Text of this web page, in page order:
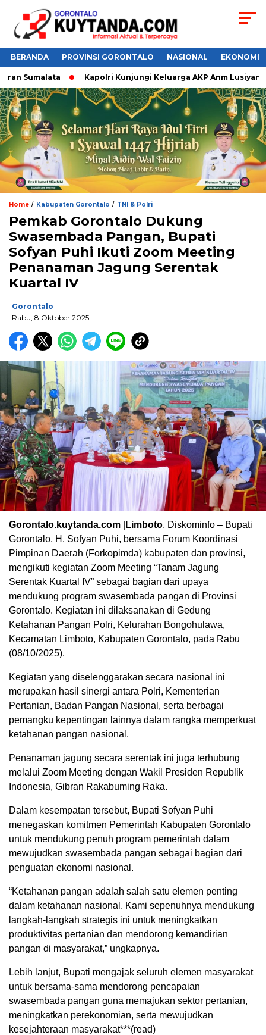
BERANDA PROVINSI GORONTALO NASIONAL EKONOMI
Sumalata Kapolri Kunjungi Keluarga AKP Anm Lusiyanto,
Home / Kabupaten Gorontalo / TNI & Polri
Pemkab Gorontalo Dukung
Swasembada Pangan, Bupati
Sofyan Puhi Ikuti Zoom Meeting
Penanaman Jagung Serentak
Kuartal IV
Gorontalo
Rabu, 8 Oktober 2025
Gorontalo.kuytanda.com Limboto, Diskominfo – Bupati
Gorontalo, H. Sofyan Puhi, bersama Forum Koordinasi
Pimpinan Daerah (Forkopimda) kabupaten dan provinsi,
mengikuti kegiatan Zoom Meeting “Tanam Jagung
Serentak Kuartal IV” sebagai bagian dari upaya
mendukung program swasembada pangan di Provinsi
Gorontalo. Kegiatan ini dilaksanakan di Gedung
Ketahanan Pangan Polri, Kelurahan Bongohulawa,
Kecamatan Limboto, Kabupaten Gorontalo, pada Rabu
(08/10/2025).
Kegiatan yang diselenggarakan secara nasional ini
merupakan hasil sinergi antara Polri, Kementerian
Pertanian, Badan Pangan Nasional, serta berbagai
pemangku kepentingan lainnya dalam rangka memperkuat
ketahanan pangan nasional.
Penanaman jagung secara serentak ini juga terhubung
melalui Zoom Meeting dengan Wakil Presiden Republik
Indonesia, Gibran Rakabuming Raka.
Dalam kesempatan tersebut, Bupati Sofyan Puhi
menegaskan komitmen Pemerintah Kabupaten Gorontalo
untuk mendukung penuh program pemerintah dalam
mewujudkan swasembada pangan sebagai bagian dari
penguatan ekonomi nasional.
“Ketahanan pangan adalah salah satu elemen penting
dalam ketahanan nasional. Kami sepenuhnya mendukung
langkah-langkah strategis ini untuk meningkatkan
produktivitas pertanian dan mendorong kemandirian
pangan di masyarakat,” ungkapnya.
Lebih lanjut, Bupati mengajak seluruh elemen masyarakat
untuk bersama-sama mendorong pencapaian
swasembada pangan guna memajukan sektor pertanian,
meningkatkan perekonomian, serta mewujudkan
kesejahteraan masyarakat***(read)